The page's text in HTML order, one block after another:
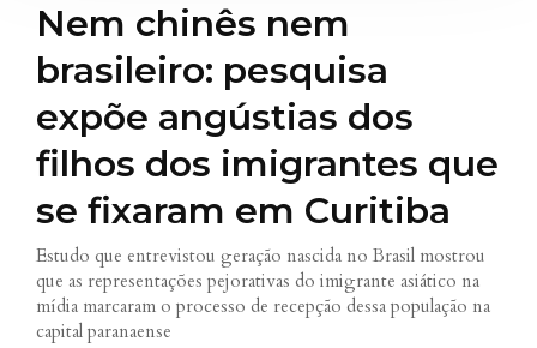
Nem chinês nem
brasileiro: pesquisa
expõe angústias dos
filhos dos imigrantes que
se fixaram em Curitiba
Estudo que entrevistou geração nascida no Brasil mostrou
que as representações pejorativas do imigrante asiático na
mídia marcaram o processo de recepção dessa população na
capital paranaense